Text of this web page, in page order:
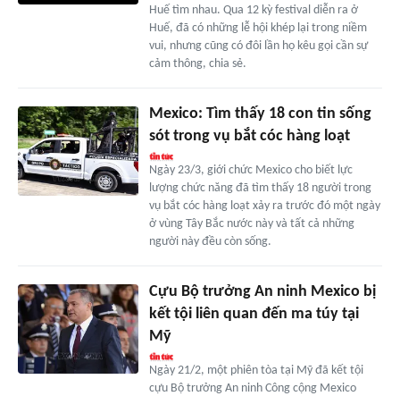
Huế tìm nhau. Qua 12 kỳ festival diễn ra ở
Huế, đã có những lễ hội khép lại trong niềm
vui, nhưng cũng có đôi lần họ kêu gọi cần sự
cảm thông, chia sẻ.
Mexico: Tìm thấy 18 con tin sống
sót trong vụ bắt cóc hàng loạt
Ngày 23/3, giới chức Mexico cho biết lực
lượng chức năng đã tìm thấy 18 người trong
vụ bắt cóc hàng loạt xảy ra trước đó một ngày
ở vùng Tây Bắc nước này và tất cả những
người này đều còn sống.
Cựu Bộ trưởng An ninh Mexico bị
kết tội liên quan đến ma túy tại
Mỹ
Ngày 21/2, một phiên tòa tại Mỹ đã kết tội
cựu Bộ trưởng An ninh Công cộng Mexico